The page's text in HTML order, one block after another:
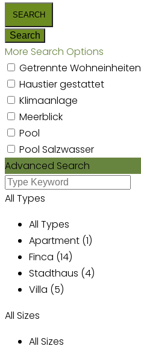
More Search Options
Getrennte Wohneinheiten
Haustier gestattet
Klimaanlage
Meerblick
Pool
Pool Salzwasser
Advanced Search
All Types
All Types
Apartment (1)
Finca (14)
Stadthaus (4)
Villa (5)
All Sizes
All Sizes